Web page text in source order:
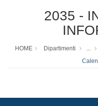
2035 -
HOME Dipartimenti ...